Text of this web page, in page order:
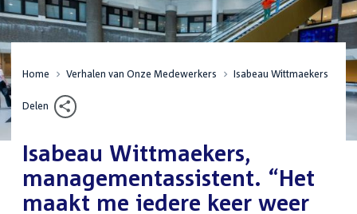
Home Verhalen van Onze Medewerkers Isabeau Wittmaekers
Delen
Isabeau Wittmaekers,
managementassistent. “Het
maakt me iedere keer weer